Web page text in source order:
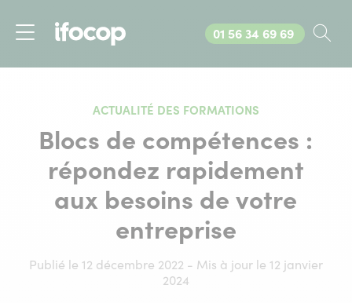
Menu
Appelez-nous au
01 56 34 69 69
ACTUALITÉ DES FORMATIONS
Blocs de compétences :
répondez rapidement
aux besoins de votre
entreprise
Publié le 12 décembre 2022 - Mis à jour le 12 janvier
2024